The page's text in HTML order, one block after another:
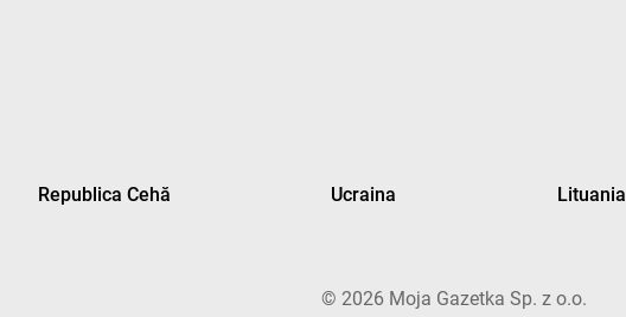
Republica Cehă Ucraina Lituania
© 2026 Moja Gazetka Sp. z o.o.